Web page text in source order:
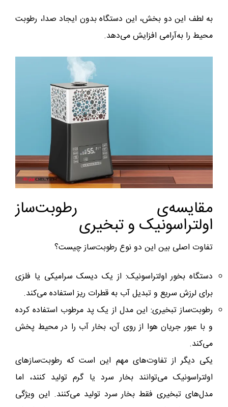
به لطف این دو بخش، این دستگاه بدون ایجاد صدا، رطوبت
محیط را به‌آرامی افزایش می‌دهد.
مقایسه‌ی رطوبت‌ساز
اولتراسونیک و تبخیری
تفاوت اصلی بین این دو نوع رطوبت‌ساز چیست؟
دستگاه بخور اولتراسونیک: از یک دیسک سرامیکی یا فلزی
برای لرزش سریع و تبدیل آب به قطرات ریز استفاده می‌کند.
رطوبت‌ساز تبخیری: این مدل از یک پد مرطوب استفاده کرده
و با عبور جریان هوا از روی آن، بخار آب را در محیط پخش
می‌کند.
یکی دیگر از تفاوت‌های مهم این است که رطوبت‌سازهای
اولتراسونیک می‌توانند بخار سرد یا گرم تولید کنند، اما
مدل‌های تبخیری فقط بخار سرد تولید می‌کنند. این ویژگی